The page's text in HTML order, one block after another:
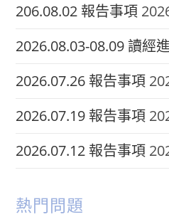
206.08.02 報告事項
2026.08.03-08.09 讀經
2026.07.26 報告事項
2026.07.19 報告事項
2026.07.12 報告事項
熱門問題